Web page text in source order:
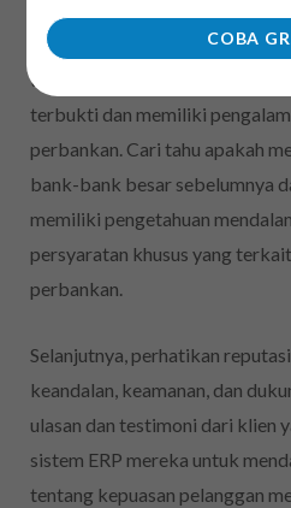
COBA
untuk melakukan
riset vendor
tahapan ini, identifikasi vendor-
terbukti dan memiliki
perbankan. Cari tahu apakah
bank-bank besar sebelumnya
memiliki pengetahuan
persyaratan khusus yang
perbankan.
Selanjutnya, perhatikan
keandalan, keamanan, dan
ulasan dan testimoni dari klien
sistem ERP mereka untuk
tentang kepuasan pelanggan